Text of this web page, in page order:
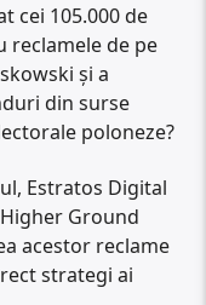
cei 105.000 de
reclamele de pe
și a
din surse
poloneze?
Estratos Digital
Ground
acestor reclame
strategi ai